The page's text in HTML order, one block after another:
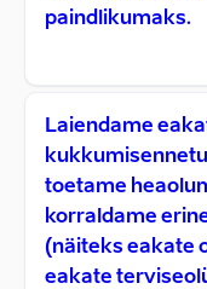
paindlikumaks.
Laiendame
toetame
korraldame
(näiteks eakate
eakate